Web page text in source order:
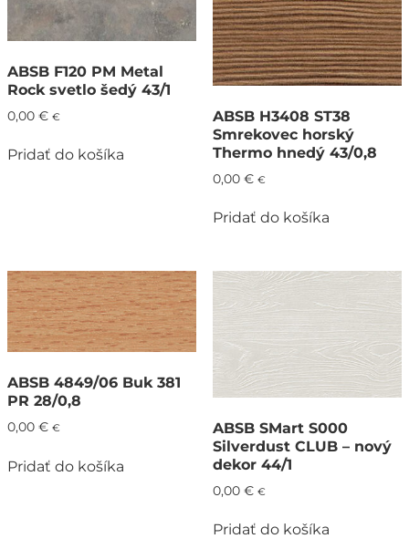
ABSB F120 PM Metal
Rock svetlo šedý 43/1
0,00 € €
Pridať do košíka
ABSB H3408 ST38
Smrekovec horský
Thermo hnedý 43/0,8
0,00 € €
Pridať do košíka
ABSB 4849/06 Buk 381
PR 28/0,8
0,00 € €
Pridať do košíka
ABSB SMart S000
Silverdust CLUB – nový
dekor 44/1
0,00 € €
Pridať do košíka